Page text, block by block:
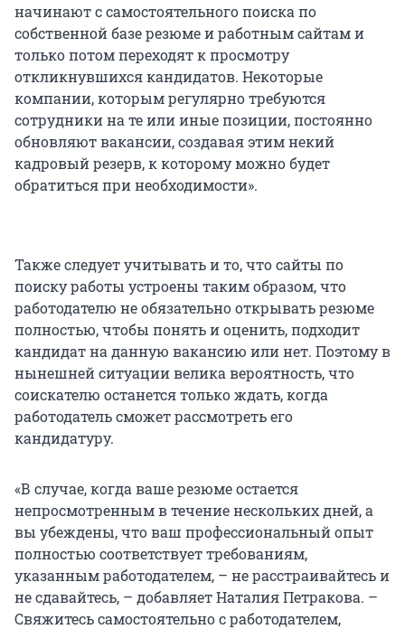
начинают с самостоятельного поиска по
собственной базе резюме и работным сайтам и
только потом переходят к просмотру
откликнувшихся кандидатов. Некоторые
компании, которым регулярно требуются
сотрудники на те или иные позиции, постоянно
обновляют вакансии, создавая этим некий
кадровый резерв, к которому можно будет
обратиться при необходимости».
Также следует учитывать и то, что сайты по
поиску работы устроены таким образом, что
работодателю не обязательно открывать резюме
полностью, чтобы понять и оценить, подходит
кандидат на данную вакансию или нет. Поэтому в
нынешней ситуации велика вероятность, что
соискателю останется только ждать, когда
работодатель сможет рассмотреть его
кандидатуру.
«В случае, когда ваше резюме остается
непросмотренным в течение нескольких дней, а
вы убеждены, что ваш профессиональный опыт
полностью соответствует требованиям,
указанным работодателем, – не расстраивайтесь и
не сдавайтесь, – добавляет Наталия Петракова. –
Свяжитесь самостоятельно с работодателем,